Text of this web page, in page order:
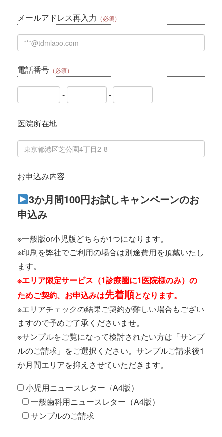
メールアドレス再入力 （必須）
電話番号 （必須）
- -
医院所在地
お申込み内容
3か月間100円お試しキャンペーンのお
申込み
※一般版or小児版どちらか1つになります。
※印刷を弊社でご利用の場合は別途費用を頂戴いたし
ます。
※エリア限定サービス（1診療圏に1医院様のみ）の
ためご契約、 お申込みは先着順となります。
※エリアチェックの結果ご契約が難しい場合もござい
ますので予めご了承くださいませ。
※サンプルをご覧になって検討されたい方は「サンプ
ルのご請求」をご選択ください。サンプルご請求後1
か月間エリアを抑えさせていただきます。
小児用ニュースレター（A4版）
一般歯科用ニュースレター（A4版）
サンプルのご請求